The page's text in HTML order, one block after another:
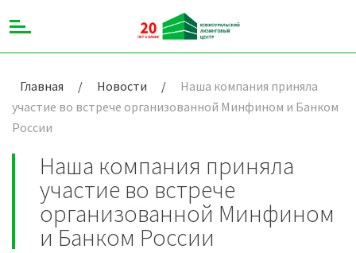
Главная / Новости /
Наша компания приняла
участие во встрече организованной Минфином и Банком
России
Наша компания приняла
участие во встрече
организованной Минфином
и Банком России